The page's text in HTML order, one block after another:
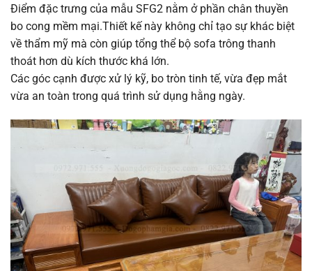
Điểm đặc trưng của mẫu SFG2 nằm ở phần chân thuyền
bo cong mềm mại.Thiết kế này không chỉ tạo sự khác biệt
về thẩm mỹ mà còn giúp tổng thể bộ sofa trông thanh
thoát hơn dù kích thước khá lớn.
Các góc cạnh được xử lý kỹ, bo tròn tinh tế, vừa đẹp mắt
vừa an toàn trong quá trình sử dụng hằng ngày.